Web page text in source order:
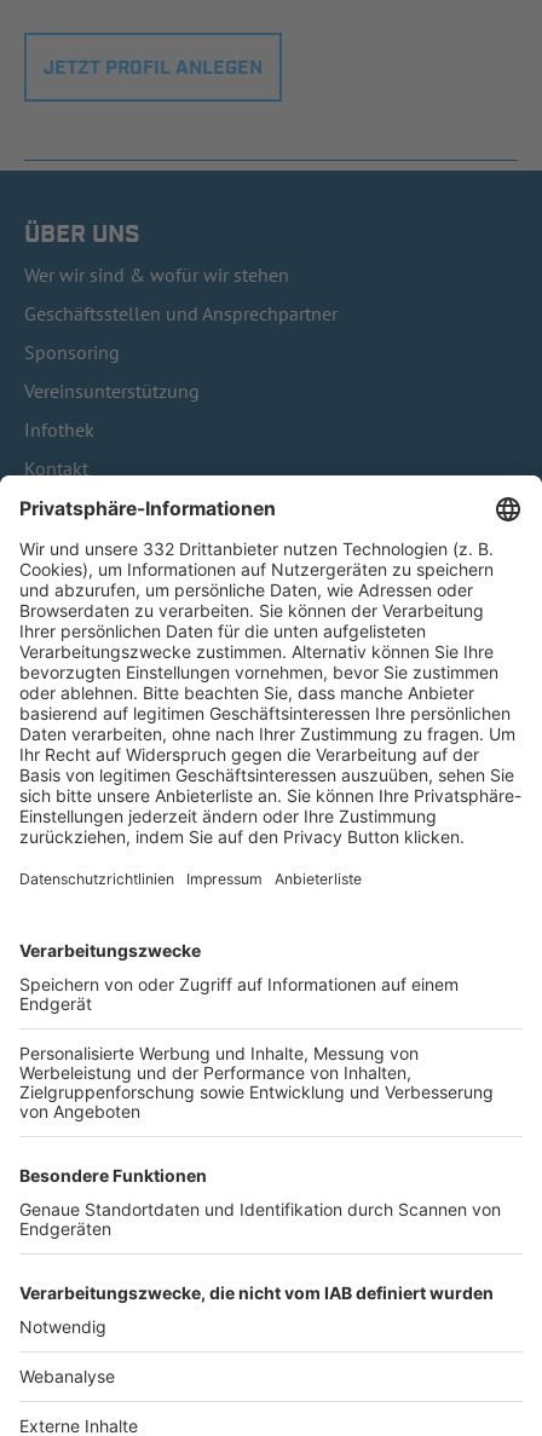
JETZT PROFIL ANLEGEN
ÜBER UNS
Wer wir sind & wofür wir stehen
Geschäftsstellen und Ansprechpartner
Sponsoring
Vereinsunterstützung
Infothek
Kontakt
HÄUFIG BESUCHTE SEITEN
Pässe und Vereinswechsel
Trainerausbildung
Schulungsangebot Vereinsmitarbeiter
BFV-Geschäftsstellen
Trainerbörse
Login SpielPlus
FOLGE DEM BFV
TOP-VEREINE
TOP-PARTNER
Nutzungsbedingungen Datenschutz Impressum